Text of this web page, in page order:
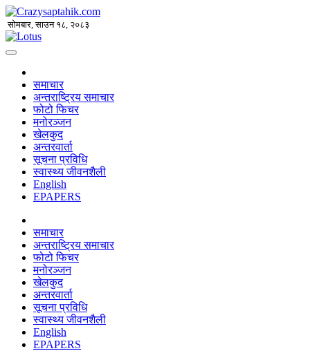
सोमबार, साउन १८, २०८३
समाचार
अन्तराष्ट्रिय समाचार
फोटो फिचर
मनोरञ्जन
खेलकुद
अन्तरवार्ता
सूचना प्रविधि
स्वास्थ्य जीवनशैली
English
EPAPERS
समाचार
अन्तराष्ट्रिय समाचार
फोटो फिचर
मनोरञ्जन
खेलकुद
अन्तरवार्ता
सूचना प्रविधि
स्वास्थ्य जीवनशैली
English
EPAPERS